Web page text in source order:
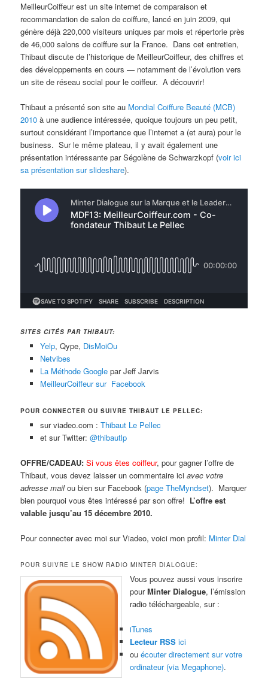
MeilleurCoiffeur est un site internet de comparaison et
recommandation de salon de coiffure, lancé en juin 2009, qui
génère déjà 220,000 visiteurs uniques par mois et répertorie près
de 46,000 salons de coiffure sur la France. Dans cet entretien,
Thibaut discute de l’historique de MeilleurCoiffeur, des chiffres et
des développements en cours — notamment de l’évolution vers
un site de réseau social pour le coiffeur. A découvrir!
Thibaut a présenté son site au Mondial Coiffure Beauté (MCB)
2010 à une audience intéressée, quoique toujours un peu petit,
surtout considérant l’importance que l’internet a (et aura) pour le
business. Sur le même plateau, il y avait également une
présentation intéressante par Ségolène de Schwarzkopf (voir ici
sa présentation sur slideshare).
SITES CITÉS PAR THIBAUT:
Yelp, Qype, DisMoiOu
Netvibes
La Méthode Googlepar Jeff Jarvis
MeilleurCoiffeur sur Facebook
POUR CONNECTER OU SUIVRE THIBAUT LE PELLEC:
sur viadeo.com : Thibaut Le Pellec
et sur Twitter: @thibautlp
OFFRE/CADEAU:Si vous êtes coiffeur, pour gagner l’offre de
Thibaut, vous devez laisser un commentaire iciavec votre
adresse mailou bien sur Facebook (page TheMyndset). Marquer
bien pourquoi vous êtes intéressé par son offre! L’offre est
valable jusqu’au 15 décembre 2010.
Pour connecter avec moi sur Viadeo, voici mon profil: Minter Dial
POUR SUIVRE LE SHOW RADIO MINTER DIALOGUE:
Vous pouvez aussi vous inscrire
pourMinter Dialogue, l’émission
radio téléchargeable, sur :
iTunes
Lecteur RSSici
ouécouter directement sur votre
ordinateur (via Megaphone).